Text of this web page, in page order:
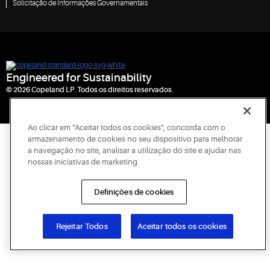
Solicitação de Informações Governamentais
Engineered for Sustainability
© 2026 Copeland LP. Todos os direitos reservados.
Ao clicar em "Aceitar todos os cookies", concorda com o
armazenamento de cookies no seu dispositivo para melhorar
a navegação no site, analisar a utilização do site e ajudar nas
nossas iniciativas de marketing.
Definições de cookies
Rejeitar Todos Aceitar todos os cookies